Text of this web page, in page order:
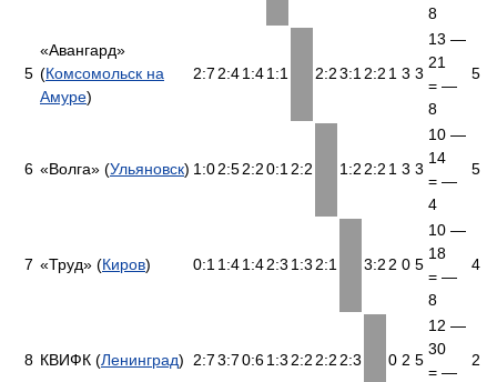
8
5
«Авангард»
(Комсомольск на
Амуре)
2:7 2:41:41:1 2:23:1 2:2 1 3 3
13 —
21
= —
8
5
6 «Волга» (Ульяновск) 1:02:52:20:1 2:2 1:2 2:2 1 3 3
10 —
14
= —
4
5
7 «Труд» (Киров) 0:1 1:41:42:3 1:3 2:1 3:2 2 0 5
10 —
18
= —
8
4
8 КВИФК (Ленинград) 2:73:70:61:3 2:2 2:2 2:3 0 2 5
12 —
30
= —
2